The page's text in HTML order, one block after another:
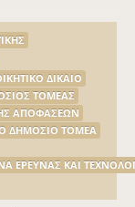
ΔΙΚΑΙΟ
ΤΟΜΕΑΣ
ΑΠΟΦΑΣΕΩΝ
ΔΗΜΟΣΙΟ ΤΟΜΕΑ
ΕΡΕΥΝΑΣ ΚΑΙ